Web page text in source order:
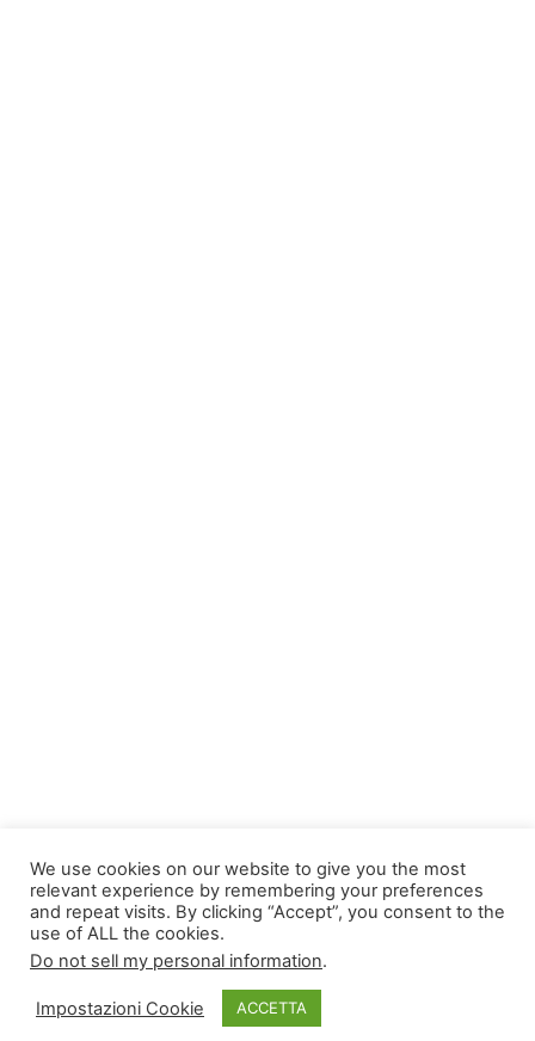
We use cookies on our website to give you the most
relevant experience by remembering your preferences
and repeat visits. By clicking “Accept”, you consent to the
use of ALL the cookies.
Do not sell my personal information.
Impostazioni Cookie ACCETTA